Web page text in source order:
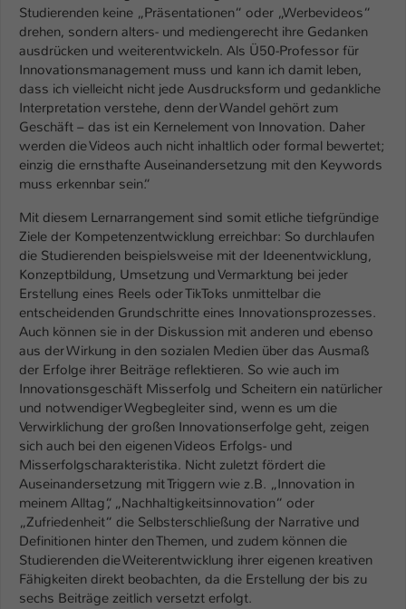
Studierenden keine „Präsentationen“ oder „Werbevideos“
drehen, sondern alters- und mediengerecht ihre Gedanken
ausdrücken und weiterentwickeln. Als Ü50-Professor für
Innovationsmanagement muss und kann ich damit leben,
dass ich vielleicht nicht jede Ausdrucksform und gedankliche
Interpretation verstehe, denn der Wandel gehört zum
Geschäft – das ist ein Kernelement von Innovation. Daher
werden die Videos auch nicht inhaltlich oder formal bewertet;
einzig die ernsthafte Auseinandersetzung mit den Keywords
muss erkennbar sein.“
Mit diesem Lernarrangement sind somit etliche tiefgründige
Ziele der Kompetenzentwicklung erreichbar: So durchlaufen
die Studierenden beispielsweise mit der Ideenentwicklung,
Konzeptbildung, Umsetzung und Vermarktung bei jeder
Erstellung eines Reels oder TikToks unmittelbar die
entscheidenden Grundschritte eines Innovationsprozesses.
Auch können sie in der Diskussion mit anderen und ebenso
aus der Wirkung in den sozialen Medien über das Ausmaß
der Erfolge ihrer Beiträge reflektieren. So wie auch im
Innovationsgeschäft Misserfolg und Scheitern ein natürlicher
und notwendiger Wegbegleiter sind, wenn es um die
Verwirklichung der großen Innovationserfolge geht, zeigen
sich auch bei den eigenen Videos Erfolgs- und
Misserfolgscharakteristika. Nicht zuletzt fördert die
Auseinandersetzung mit Triggern wie z.B. „Innovation in
meinem Alltag“, „Nachhaltigkeitsinnovation“ oder
„Zufriedenheit“ die Selbsterschließung der Narrative und
Definitionen hinter den Themen, und zudem können die
Studierenden die Weiterentwicklung ihrer eigenen kreativen
Fähigkeiten direkt beobachten, da die Erstellung der bis zu
sechs Beiträge zeitlich versetzt erfolgt.
Zweck
Einstellungen. Unter anderem eine zufällig
generierte ID, für die historische
Speicherung Ihrer vorgenommen
Einstellungen, falls der Webseiten-
Betreiber dies eingestellt hat.
Name fe_typo_user / PHPSESSID
Anbieter TYPO3
Laufzeit 1 Woche
Zweck
Dieses Cookie ist ein Standard-Session-
Cookie von TYPO3. Es speichert im Fall
eines Intranet-Logins die Session-ID. So
kann der eingeloggte Benutzer
wiedererkannt werden und es wird ihm
Zugang zu geschützten Bereichen
gewährt.
Name be_typo_user
Anbieter TYPO3
Laufzeit 1 Tag
Zweck
Dieser Cookie teilt der Webseite mit, ob
ein Besucher im Typo3-Backend
angemeldet ist und Rechte besitzt diese